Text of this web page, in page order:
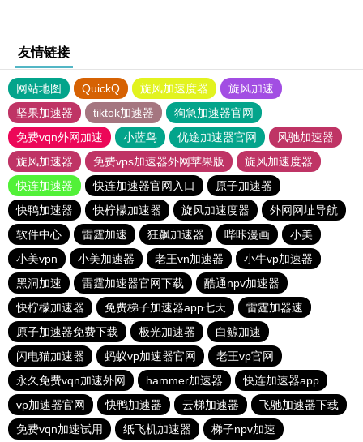
友情链接
网站地图 QuickQ 旋风加速度器
旋风加速
坚果加速器
tiktok加速器
狗急加速器官网
免费vqn外网加速
小蓝鸟 优途加速器官网
风驰加速器
旋风加速器
免费vps加速器外网苹果版
旋风加速度器
快连加速器
快连加速器官网入口
原子加速器
快鸭加速器
快柠檬加速器 旋风加速度器
外网网址导航
软件中心
雷霆加速 狂飙加速器 哔咔漫画
小美
小美vpn
小美加速器 老王vn加速器
小牛vp加速器
黑洞加速
雷霆加速器官网下载
酷通npv加速器
快柠檬加速器
免费梯子加速器app七天
雷霆加器速
原子加速器免费下载
极光加速器
白鲸加速
闪电猫加速器
蚂蚁vp加速器官网
老王vp官网
永久免费vqn加速外网
hammer加速器
快连加速器app
vp加速器官网
快鸭加速器 云梯加速器
飞驰加速器下载
免费vqn加速试用
纸飞机加速器 梯子npv加速